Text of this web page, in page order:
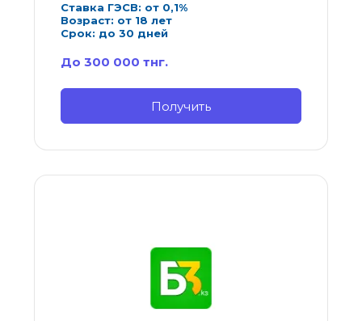
Ставка ГЭСВ: от 0,1%
Возраст: от 18 лет
Срок: до 30 дней
До 300 000 тнг.
Получить